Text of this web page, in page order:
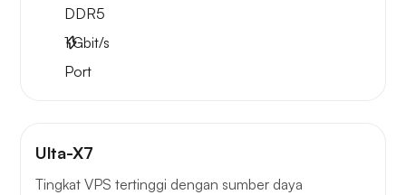
DDR5
1Gbit/s
Port
Ulta-X7
Tingkat VPS tertinggi dengan sumber daya